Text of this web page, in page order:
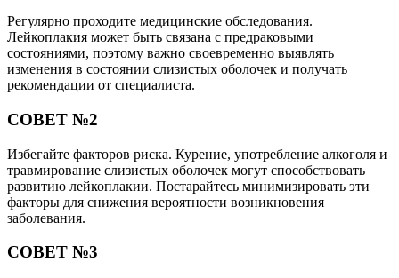
Регулярно проходите медицинские обследования.
Лейкоплакия может быть связана с предраковыми
состояниями, поэтому важно своевременно выявлять
изменения в состоянии слизистых оболочек и получать
рекомендации от специалиста.
СОВЕТ №2
Избегайте факторов риска. Курение, употребление алкоголя и
травмирование слизистых оболочек могут способствовать
развитию лейкоплакии. Постарайтесь минимизировать эти
факторы для снижения вероятности возникновения
заболевания.
СОВЕТ №3